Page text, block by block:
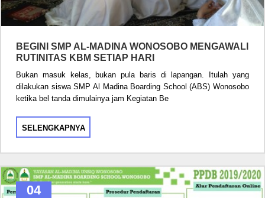
BEGINI SMP AL-MADINA WONOSOBO MENGAWALI
RUTINITAS KBM SETIAP HARI
Bukan masuk kelas, bukan pula baris di lapangan. Itulah yang
dilakukan siswa SMP Al Madina Boarding School (ABS) Wonosobo
ketika bel tanda dimulainya jam Kegiatan Be
SELENGKAPNYA
04